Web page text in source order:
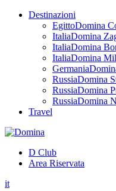
Destinazioni
EgittoDomina
ItaliaDomina
ItaliaDomina
ItaliaDomina
Germania
RussiaDomina
RussiaDomina
RussiaDomina
Travel
D Club
Area Riservata
it